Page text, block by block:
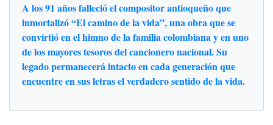
A los 91 años falleció el compositor antioqueño que
inmortalizó “El camino de la vida”, una obra que se
convirtió en el himno de la familia colombiana y en uno
de los mayores tesoros del cancionero nacional. Su
legado permanecerá intacto en cada generación que
encuentre en sus letras el verdadero sentido de la vida.